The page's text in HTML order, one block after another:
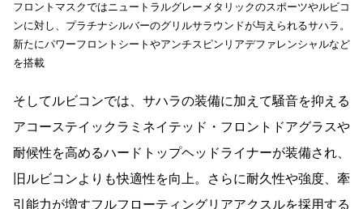
フロントマスクではニュートラルグレーメタリックのスポーツやルビコ
ンに対し、プラチナシルバーのグリルサラウンドが与えられるサハラ。
新たにパワーフロントシートやアンチスピンリアデファレンシャルなど
を搭載
そしてルビコンでは、サハラの装備に加えて騒音を抑える
アコーステイックラミネイテッド・フロントドアグラスや
耐候性を高めるハードトップヘッドライナーが装備され、
旧ルビコンよりも快適性を向上。さらに耐久性や強度、牽
引能力が増すフルフローティングリアアクスルを採用する